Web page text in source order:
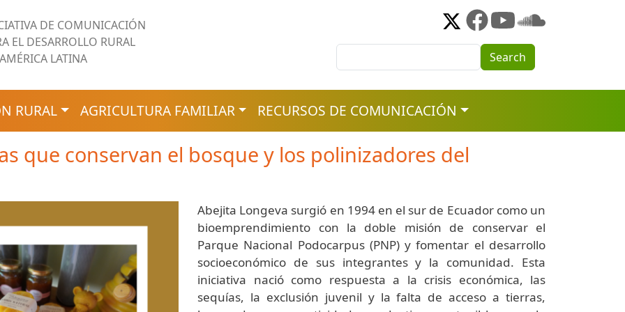
DE COMUNICACIÓN
EL DESARROLLO RURAL
LATINA
Search
RURAL AGRICULTURA FAMILIAR RECURSOS DE COMUNICACIÓN
que conservan el bosque y los polinizadores del
Abejita Longeva surgió en 1994 en el sur de Ecuador como un
bioemprendimiento con la doble misión de conservar el
Parque Nacional Podocarpus (PNP) y fomentar el desarrollo
socioeconómico de sus integrantes y la comunidad. Esta
iniciativa nació como respuesta a la crisis económica, las
sequías, la exclusión juvenil y la falta de acceso a tierras,